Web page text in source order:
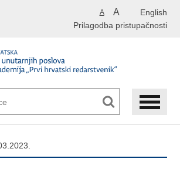
English
A A
Prilagodba pristupačnosti